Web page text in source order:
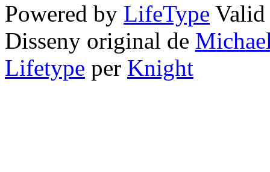
Powered by LifeType
Disseny original de
Lifetype per Knight